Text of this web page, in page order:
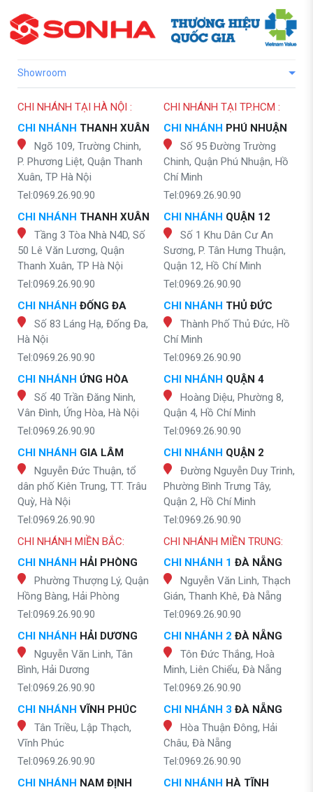
Showroom
CHI NHÁNH TẠI HÀ NỘI :
CHI NHÁNH THANH XUÂN
Ngõ 109, Trường Chinh,
P. Phương Liệt, Quận Thanh
Xuân, TP Hà Nội
Tel:0969.26.90.90
CHI NHÁNH THANH XUÂN
Tầng 3 Tòa Nhà N4D, Số
50 Lê Văn Lương, Quận
Thanh Xuân, TP Hà Nội
Tel:0969.26.90.90
CHI NHÁNH ĐỐNG ĐA
Số 83 Láng Hạ, Đống Đa,
Hà Nội
Tel:0969.26.90.90
CHI NHÁNH ỨNG HÒA
Số 40 Trần Đăng Ninh,
Vân Đình, Ứng Hòa, Hà Nội
Tel:0969.26.90.90
CHI NHÁNH GIA LÂM
Nguyễn Đức Thuận, tổ
dân phố Kiên Trung, TT. Trâu
Quỳ, Hà Nội
Tel:0969.26.90.90
CHI NHÁNH TẠI TP.HCM :
CHI NHÁNH PHÚ NHUẬN
Số 95 Đường Trường
Chinh, Quận Phú Nhuận, Hồ
Chí Minh
Tel:0969.26.90.90
CHI NHÁNH QUẬN 12
Số 1 Khu Dân Cư An
Sương, P. Tân Hưng Thuận,
Quận 12, Hồ Chí Minh
Tel:0969.26.90.90
CHI NHÁNH THỦ ĐỨC
Thành Phố Thủ Đức, Hồ
Chí Minh
Tel:0969.26.90.90
CHI NHÁNH QUẬN 4
Hoàng Diệu, Phường 8,
Quận 4, Hồ Chí Minh
Tel:0969.26.90.90
CHI NHÁNH QUẬN 2
Đường Nguyễn Duy Trinh,
Phường Bình Trưng Tây,
Quận 2, Hồ Chí Minh
Tel:0969.26.90.90
CHI NHÁNH MIỀN BẮC:
CHI NHÁNH HẢI PHÒNG
Phường Thượng Lý, Quận
Hồng Bàng, Hải Phòng
Tel:0969.26.90.90
CHI NHÁNH HẢI DƯƠNG
Nguyễn Văn Linh, Tân
Bình, Hải Dương
Tel:0969.26.90.90
CHI NHÁNH VĨNH PHÚC
Tân Triều, Lập Thạch,
Vĩnh Phúc
Tel:0969.26.90.90
CHI NHÁNH NAM ĐỊNH
CHI NHÁNH MIỀN TRUNG:
CHI NHÁNH 1 ĐÀ NẴNG
Nguyễn Văn Linh, Thạch
Gián, Thanh Khê, Đà Nẵng
Tel:0969.26.90.90
CHI NHÁNH 2 ĐÀ NẴNG
Tôn Đức Thắng, Hoà
Minh, Liên Chiểu, Đà Nẵng
Tel:0969.26.90.90
CHI NHÁNH 3 ĐÀ NẴNG
Hòa Thuận Đông, Hải
Châu, Đà Nẵng
Tel:0969.26.90.90
CHI NHÁNH HÀ TĨNH